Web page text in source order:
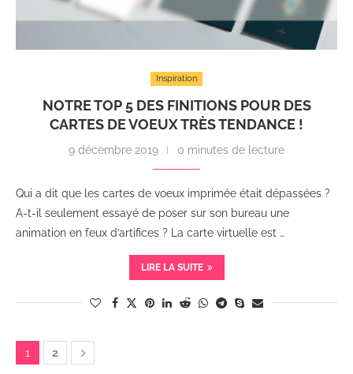
Inspiration
NOTRE TOP 5 DES FINITIONS POUR DES
CARTES DE VOEUX TRÈS TENDANCE !
9 décembre 2019 0 minutes de lecture
Qui a dit que les cartes de voeux imprimée était dépassées ?
A-t-il seulement essayé de poser sur son bureau une
animation en feux d’artifices ? La carte virtuelle est …
LIRE LA SUITE
1 2